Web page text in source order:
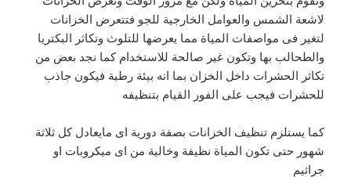
لاشعة الشمس والعوامل الخارجية للجو فتتعرض الخزانات
لتغير فى مواصفات المياة مما يعرضها للتلوث وتكاثر البكتريا
والطحالب بها وتكون غير صالحة للاستخدام كما نجد بعض من
تكاثر الحشرات داخل الخزان بما انه بيئة رطبة فيكون جاذب
للحشرات فيجب على الفور القيام بتنظيفه
كما يستلزم تنظيف الخزانات بصفة دورية اى مايعادل كل ثلاثة
شهور حتى تكون المياة نظيفة وخالية من اى ميكروبات او
جراثيم